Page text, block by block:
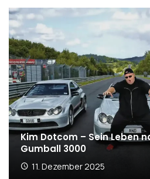
Kim Dotcom – Sein Leben
Gumball 3000
11. Dezember 2025